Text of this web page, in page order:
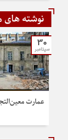
نوشته های
30
سپتامبر
عمارت